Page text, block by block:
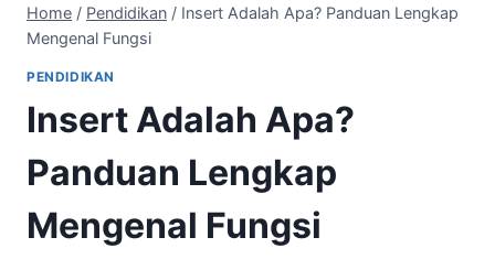
Home / Pendidikan / Insert Adalah Apa? Panduan Lengkap
Mengenal Fungsi
PENDIDIKAN
Insert Adalah Apa?
Panduan Lengkap
Mengenal Fungsi